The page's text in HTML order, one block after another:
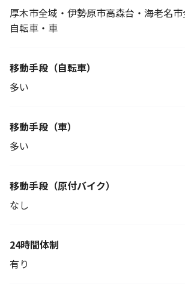
厚木市全域・伊勢原市高森台・海老名市
自転車・車
移動手段 （自転車）
多い
移動手段（車）
多い
移動手段 （原付バイク）
なし
24時間体制
有り